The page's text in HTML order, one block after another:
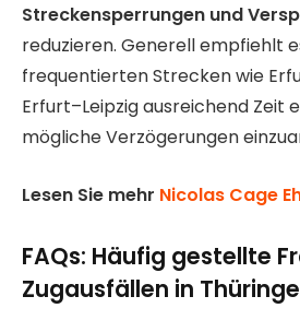
Streckensperrungen und
reduzieren. Generell empfiehlt
frequentierten Strecken wie
Erfurt–Leipzig ausreichend Zeit
mögliche Verzögerungen
Lesen Sie mehr Nicolas Cage
FAQs: Häufig gestellte
Zugausfällen in